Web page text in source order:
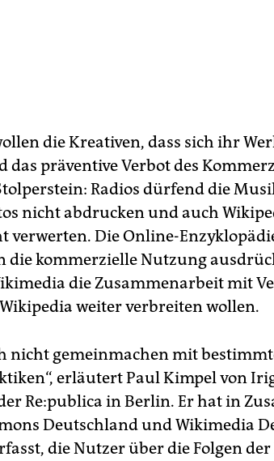
die Kreativen, dass sich ihr
das präventive Verbot des
Radios dürfend die
nicht abdrucken und auch
verwerten. Die Online-
die kommerzielle Nutzung
die Zusammenarbeit mit
weiter verbreiten wollen.
nicht gemeinmachen mit
erläutert Paul Kimpel von
Re:publica in Berlin. Er hat in
Deutschland und Wikimedia
die Nutzer über die Folgen